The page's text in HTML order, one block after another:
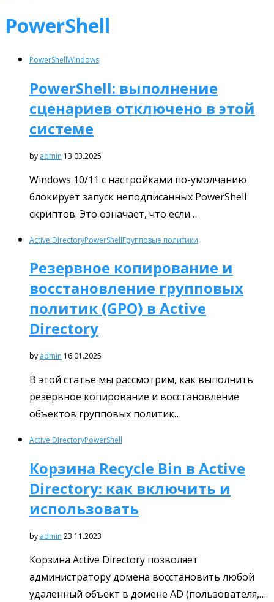
PowerShell
PowerShellWindows
PowerShell: выполнение
сценариев отключено в этой
системе
by admin 13.03.2025
Windows 10/11 с настройками по-умолчанию
блокирует запуск неподписанных PowerShell
скриптов. Это означает, что если…
Active DirectoryPowerShellГрупповые политики
Резервное копирование и
восстановление групповых
политик (GPO) в Active
Directory
by admin 16.01.2025
В этой статье мы рассмотрим, как выполнить
резервное копирование и восстановление
объектов групповых политик…
Active DirectoryPowerShell
Корзина Recycle Bin в Active
Directory: как включить и
использовать
by admin 23.11.2023
Корзина Active Directory позволяет
администратору домена восстановить любой
удаленный объект в домене AD (пользователя,…